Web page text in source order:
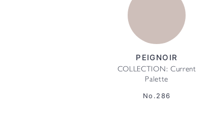
PEIGNOIR
COLLECTION: Current
Palette
No.286